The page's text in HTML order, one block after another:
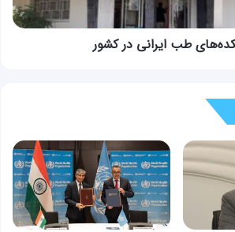
طب ایرانی در کشور